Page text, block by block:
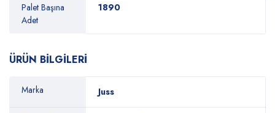
Palet Başına
Adet
1890
ÜRÜN BİLGİLERİ
Marka Juss